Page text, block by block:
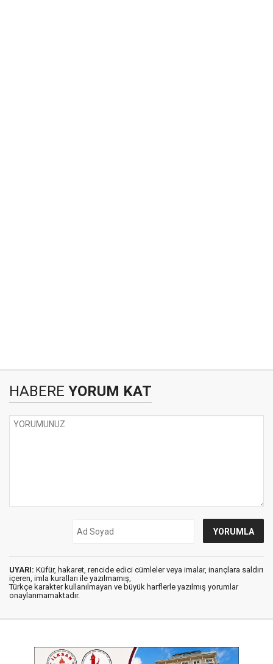
HABERE YORUM KAT
UYARI: Küfür, hakaret, rencide edici cümleler veya imalar, inançlara saldırı
içeren, imla kuralları ile yazılmamış,
Türkçe karakter kullanılmayan ve büyük harflerle yazılmış yorumlar
onaylanmamaktadır.